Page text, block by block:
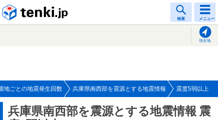
検索 メニュー
現在地
地ごとの地震発生回数 兵庫県南西部を震源とする地震情報 震度5弱以上
兵庫県南西部を震源とする地震情報 震